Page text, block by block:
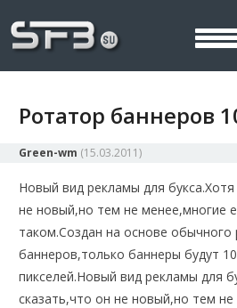
Буксы,
криптовалюта
криптовалюта и майнинг,
Ротатор баннеров
Green-wm (15.03.2011)
Новый вид рекламы для
не новый,но тем не менее,многие
таком.Создан на основе обычного
баннеров,только баннеры будут
пикселей.Новый вид рекламы для
сказать,что он не новый,но тем